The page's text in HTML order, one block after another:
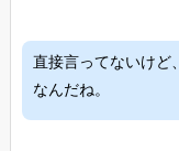
直接言ってないけど
なんだね。